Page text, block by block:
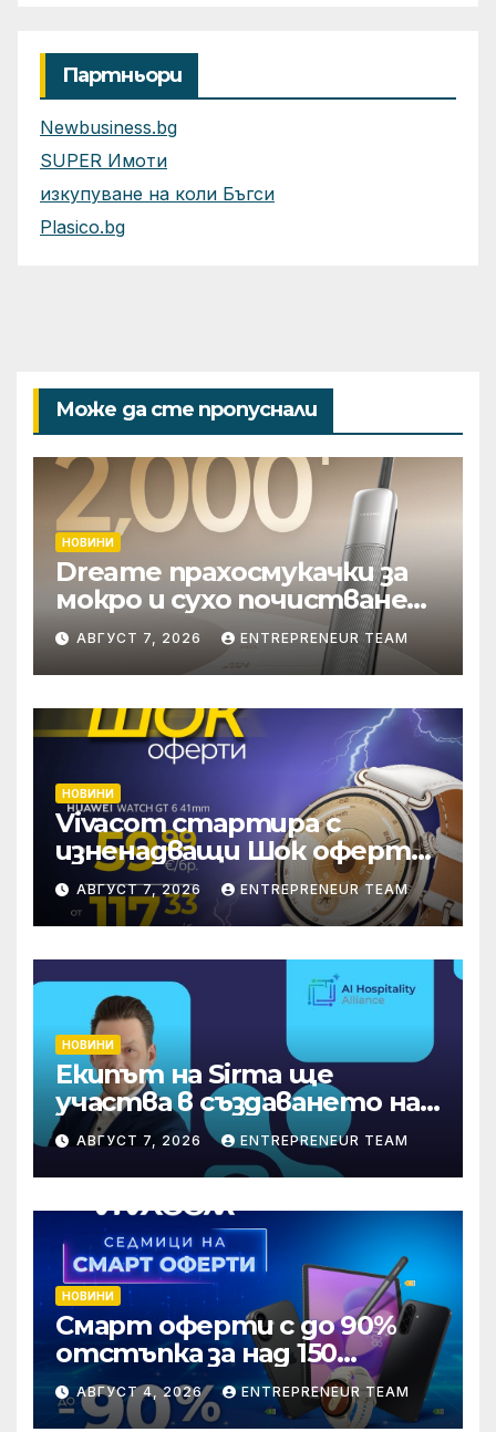
Партньори
Newbusiness.bg
SUPER Имоти
изкупуване на коли Бъгси
Plasico.bg
Може да сте пропуснали
НОВИНИ
Dreame прахосмукачки за
мокро и сухо почистване
надхвърлиха 2 000
патентни заявки в
световен мащаб
АВГУСТ 7, 2026 ENTREPRENEUR TEAM
НОВИНИ
Vivacom стартира с
изненадващи Шок оферти
през август онлайн
АВГУСТ 7, 2026 ENTREPRENEUR TEAM
НОВИНИ
Екипът на Sirma ще
участва в създаването на
международните
стандарти за навлизане на
изкуствен интелект в
хотелиерството
АВГУСТ 7, 2026 ENTREPRENEUR TEAM
НОВИНИ
Смарт оферти с до 90%
отстъпка за над 150
устройства от Vivacom
през август
АВГУСТ 4, 2026 ENTREPRENEUR TEAM